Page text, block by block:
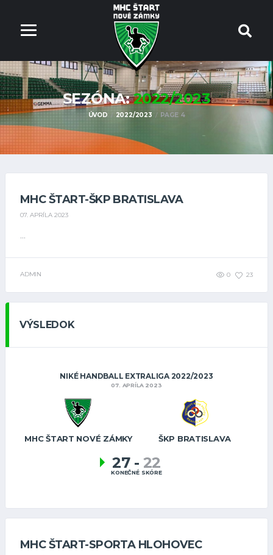
SEZÓNA:2022/2023
ÚVOD 2022/2023 PAGE 4
MHC ŠTART-ŠKP BRATISLAVA
07. APRÍLA 2023
...
ADMIN 0 23
VÝSLEDOK
NIKÉ HANDBALL EXTRALIGA 2022/2023
07. APRÍLA 2023
MHC ŠTART NOVÉ ZÁMKY ŠKP BRATISLAVA
27 - 22
KONEČNÉ SKÓRE
MHC ŠTART-SPORTA HLOHOVEC